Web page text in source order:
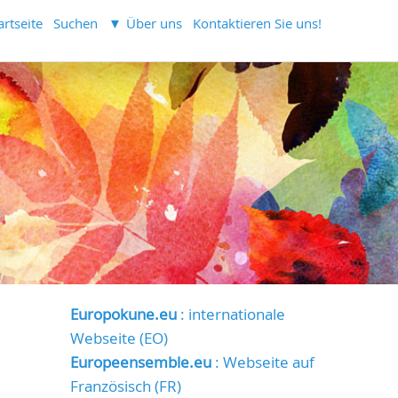
Suchen Über uns Kontaktieren Sie uns!
Europokune.eu: internationale
Webseite (EO)
Europeensemble.eu: Webseite auf
Französisch (FR)